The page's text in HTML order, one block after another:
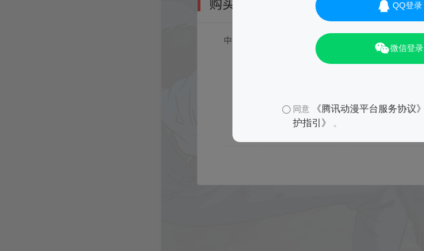
QQ登录
微信登录
同意 《腾讯动漫平台服务协议》
护指引》
。